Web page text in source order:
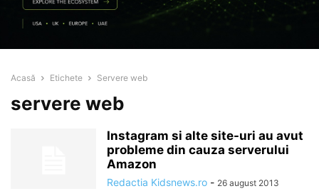
Acasă Etichete Servere web
servere web
Instagram si alte site-uri au avut
probleme din cauza serverului
Amazon
Redactia Kidsnews.ro - 26 august 2013